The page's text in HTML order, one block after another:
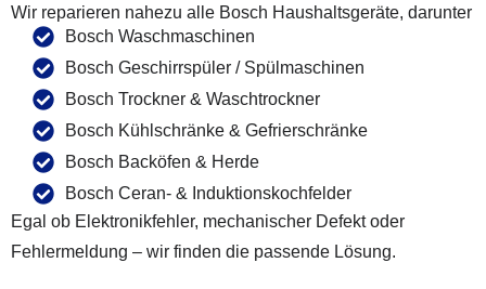
Wir reparieren nahezu alle Bosch Haushaltsgeräte, darunter
Bosch Waschmaschinen
Bosch Geschirrspüler / Spülmaschinen
Bosch Trockner & Waschtrockner
Bosch Kühlschränke & Gefrierschränke
Bosch Backöfen & Herde
Bosch Ceran- & Induktionskochfelder
Egal ob Elektronikfehler, mechanischer Defekt oder
Fehlermeldung – wir finden die passende Lösung.